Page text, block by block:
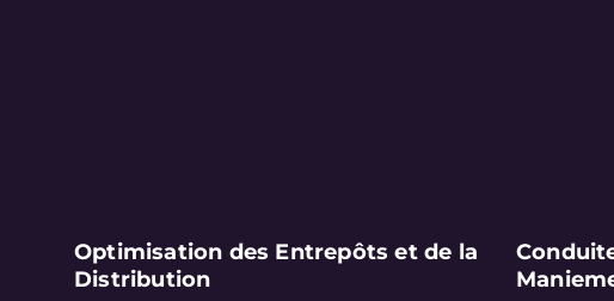
Optimisation des Entrepôts et de la
Distribution